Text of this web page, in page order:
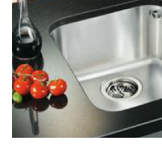
chiuvete
Accesorii chiuvete bucatarie
Gratar protectie chiuveta
Scurgator farfurii
Suporti burete
Tocatoare lemn si sticla
Sisteme de scurgere si
Rasnite de cafea
Roboti de bucatarie
Spumarea laptelui
Combine frigorifice
Espressoare cafea
Aparate de gatit-aragazuri
Masina de spalat vase
Accesorii
Seturi Electrocasnice
Termostate si senzori Livolo
Sonerii electrice
Construieste singur
Module
Panouri si rame